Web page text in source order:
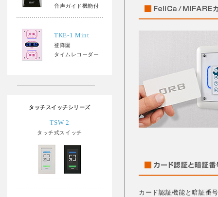
音声ガイド機能付
TKE-1 Mint
登降園
タイムレコーダー
タッチスイッチシリーズ
TSW-2
タッチ式スイッチ
カード認証機能と暗証番